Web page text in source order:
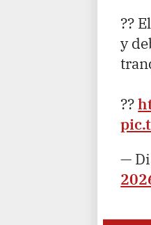
??
y
??
—